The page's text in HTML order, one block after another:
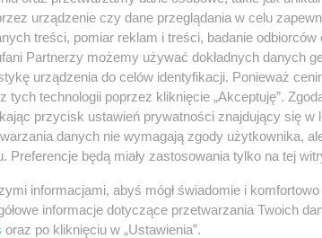
Paweł Malinowski – prezes zarządu
zarządu fundacji oraz Wojciech Marciniak –
tytułu „Przyjaciel Gryfusa”, który
fundacji. Każdy podmiot czy osoba
Gryfusa" otrzymali: Arkadiusz
Wojewódzkiej Policji w Szczecinie, Marek
Kazimierz Olszanowski - Regionalna
urządzenie czy dane przeglądania w celu
treści, pomiar reklam i treści, badanie odbiorców
Partnerzy możemy używać dokładnych danych
urządzenia do celów identyfikacji. Ponieważ
tych technologii poprzez kliknięcie „Akceptuję”.
przycisk ustawień prywatności znajdujący się w
danych nie wymagają zgody użytkownika,
Preferencje będą miały zastosowania tylko na tej
informacjami, abyś mógł świadomie i
informacje dotyczące przetwarzania Twoich
oraz po kliknięciu w „Ustawienia”.